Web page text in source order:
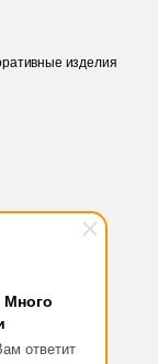
Много
ответит
изделия